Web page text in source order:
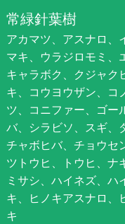
常緑針葉樹
アカマツ、アスナロ、
マキ、ウラジロモミ、
キャラボク、クジャク
キ、コウヨウザン、コ
ツ、コニファー、ゴー
バ、シラビソ、スギ、
チャボヒバ、チョウセ
ツトウヒ、トウヒ、ナ
ミサシ、ハイネズ、ハ
キ、ヒノキアスナロ、
キ